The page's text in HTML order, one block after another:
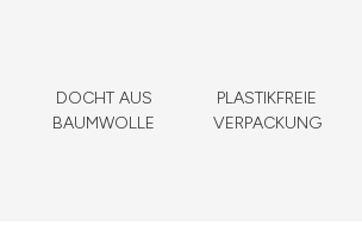
DOCHT AUS
BAUMWOLLE
PLASTIKFREIE
VERPACKUNG